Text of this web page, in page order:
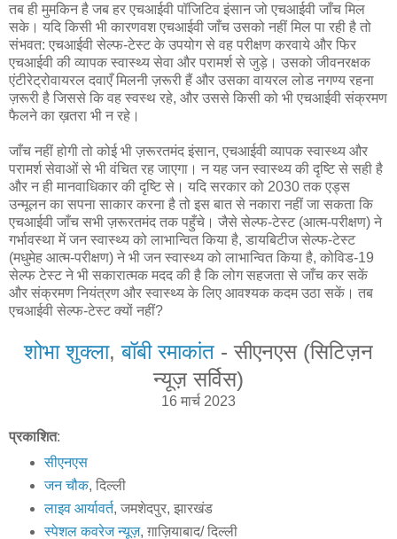
तब ही मुमकिन है जब हर एचआईवी पॉजिटिव इंसान जो एचआईवी जाँच मिल
सके। यदि किसी भी कारणवश एचआईवी जाँच उसको नहीं मिल पा रही है तो
संभवत: एचआईवी सेल्फ-टेस्ट के उपयोग से वह परीक्षण करवाये और फिर
एचआईवी की व्यापक स्वास्थ्य सेवा और परामर्श से जुड़े। उसको जीवनरक्षक
एंटीरेट्रोवायरल दवाएँ मिलनी ज़रूरी हैं और उसका वायरल लोड नगण्य रहना
ज़रूरी है जिससे कि वह स्वस्थ रहे, और उससे किसी को भी एचआईवी संक्रमण
फैलने का ख़तरा भी न रहे।
जाँच नहीं होगी तो कोई भी ज़रूरतमंद इंसान, एचआईवी व्यापक स्वास्थ्य और
परामर्श सेवाओं से भी वंचित रह जाएगा। न यह जन स्वास्थ्य की दृष्टि से सही है
और न ही मानवाधिकार की दृष्टि से। यदि सरकार को 2030 तक एड्स
उन्मूलन का सपना साकार करना है तो इस बात से नकारा नहीं जा सकता कि
एचआईवी जाँच सभी ज़रूरतमंद तक पहुँचे। जैसे सेल्फ-टेस्ट (आत्म-परीक्षण) ने
गर्भावस्था में जन स्वास्थ्य को लाभान्वित किया है, डायबिटीज सेल्फ-टेस्ट
(मधुमेह आत्म-परीक्षण) ने भी जन स्वास्थ्य को लाभान्वित किया है, कोविड-19
सेल्फ टेस्ट ने भी सकारात्मक मदद की है कि लोग सहजता से जाँच कर सकें
और संक्रमण नियंत्रण और स्वास्थ्य के लिए आवश्यक कदम उठा सकें। तब
एचआईवी सेल्फ-टेस्ट क्यों नहीं?
शोभा शुक्ला,बॉबी रमाकांत - सीएनएस (सिटिज़न
न्यूज़ सर्विस)
16 मार्च 2023
प्रकाशित:
सीएनएस
जन चौक, दिल्ली
लाइव आर्यावर्त, जमशेदपुर, झारखंड
स्पेशल कवरेज न्यूज़, ग़ाज़ियाबाद/ दिल्ली